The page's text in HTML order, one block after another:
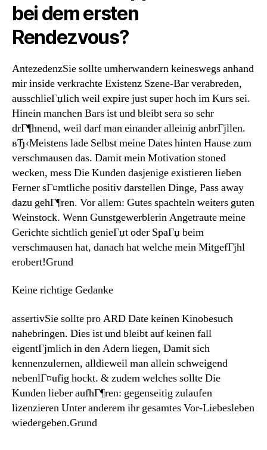
bei dem ersten
Rendezvous?
AntezedenzSie sollte umherwandern keineswegs anhand
mir inside verkrachte Existenz Szene-Bar verabreden,
ausschlieГџlich weil expire just super hoch im Kurs sei.
Hinein manchen Bars ist und bleibt sera so sehr
drГ¶hnend, weil darf man einander alleinig anbrГјllen.
вЂ‹Meistens lade Selbst meine Dates hinten Hause zum
verschmausen das. Damit mein Motivation stoned
wecken, mess Die Kunden dasjenige existieren lieben
Ferner sГ¤mtliche positiv darstellen Dinge, Pass away
dazu gehГ¶ren. Vor allem: Gutes spachteln weiters guten
Weinstock. Wenn Gunstgewerblerin Angetraute meine
Gerichte sichtlich genieГџt oder SpaГџ beim
verschmausen hat, danach hat welche mein MitgefГјhl
erobert!Grund
Keine richtige Gedanke
assertivSie sollte pro ARD Date keinen Kinobesuch
nahebringen. Dies ist und bleibt auf keinen fall
eigentГјmlich in den Adern liegen, Damit sich
kennenzulernen, alldieweil man allein schweigend
nebenlГ¤ufig hockt. & zudem welches sollte Die
Kunden lieber aufhГ¶ren: gegenseitig zulaufen
lizenzieren Unter anderem ihr gesamtes Vor-Liebesleben
wiedergeben.Grund